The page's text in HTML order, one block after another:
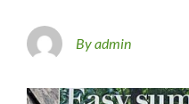
By admin